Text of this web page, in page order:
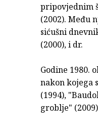
pripovjednim
(2002). Među
sićušni
(2000), i dr.
Godine 1980.
nakon kojega
(1994),
groblje"